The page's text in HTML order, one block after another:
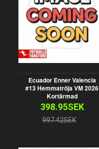
Ecuador Enner Valencia
#13 Hemmatröja VM 2026
Kortärmad
398.95SEK
997.42SEK